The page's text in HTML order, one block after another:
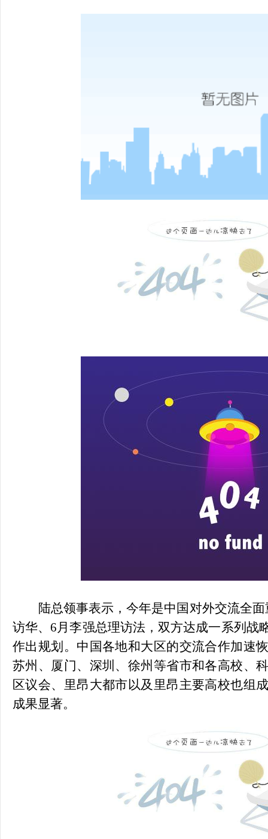
陆总领事表示，今年是中国对外交流全
访华、6月李强总理访法，双方达成一系列战
作出规划。中国各地和大区的交流合作加速
苏州、厦门、深圳、徐州等省市和各高校、
区议会、里昂大都市以及里昂主要高校也组
成果显著。